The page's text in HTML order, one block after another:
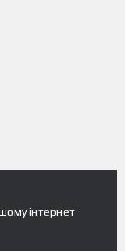
інтернет-